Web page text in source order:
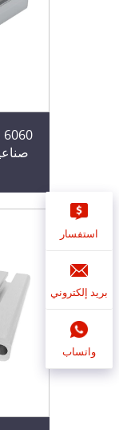
استفسار
بريد إلكتروني
واتساب